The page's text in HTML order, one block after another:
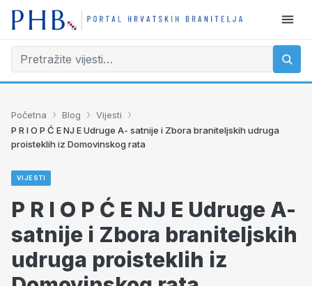
Početna › Blog › Vijesti ›
P R I O P Ć E NJ E Udruge A- satnije i Zbora braniteljskih udruga
proisteklih iz Domovinskog rata
VIJESTI
P R I O P Ć E NJ E Udruge A-
satnije i Zbora braniteljskih
udruga proisteklih iz